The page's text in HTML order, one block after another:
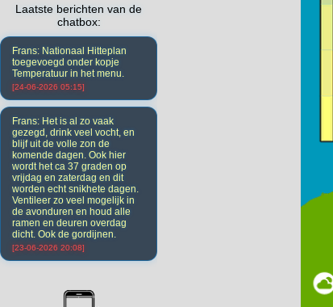
Laatste berichten van de
chatbox:
Frans: Nationaal Hitteplan
toegevoegd onder kopje
Temperatuur in het menu.
[24-06-2026 05:15]
Frans: Het is al zo vaak
gezegd, drink veel vocht, en
blijf uit de volle zon de
komende dagen. Ook hier
wordt het ca 37 graden op
vrijdag en zaterdag en dit
worden echt snikhete dagen.
Ventileer zo veel mogelijk in
de avonduren en houd alle
ramen en deuren overdag
dicht. Ook de gordijnen.
[23-06-2026 20:08]